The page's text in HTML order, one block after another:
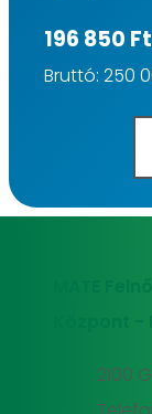
196 850
Bruttó: 250
MATE
Központ
2100